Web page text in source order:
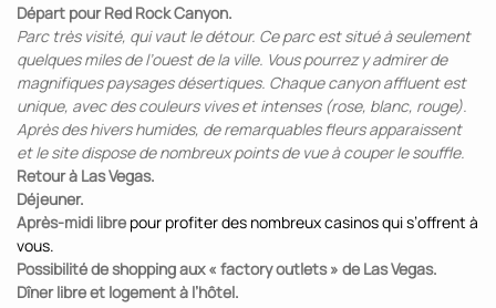
Départ pour Red Rock Canyon.
Parc très visité, qui vaut le détour. Ce parc est situé à seulement
quelques miles de l’ouest de la ville. Vous pourrez y admirer de
magnifiques paysages désertiques. Chaque canyon affluent est
unique, avec des couleurs vives et intenses (rose, blanc, rouge).
Après des hivers humides, de remarquables fleurs apparaissent
et le site dispose de nombreux points de vue à couper le souffle.
Retour à Las Vegas.
Déjeuner.
Après-midi libre pour profiter des nombreux casinos qui s’offrent à
vous.
Possibilité de shopping aux « factory outlets » de Las Vegas.
Dîner libre et logement à l’hôtel.